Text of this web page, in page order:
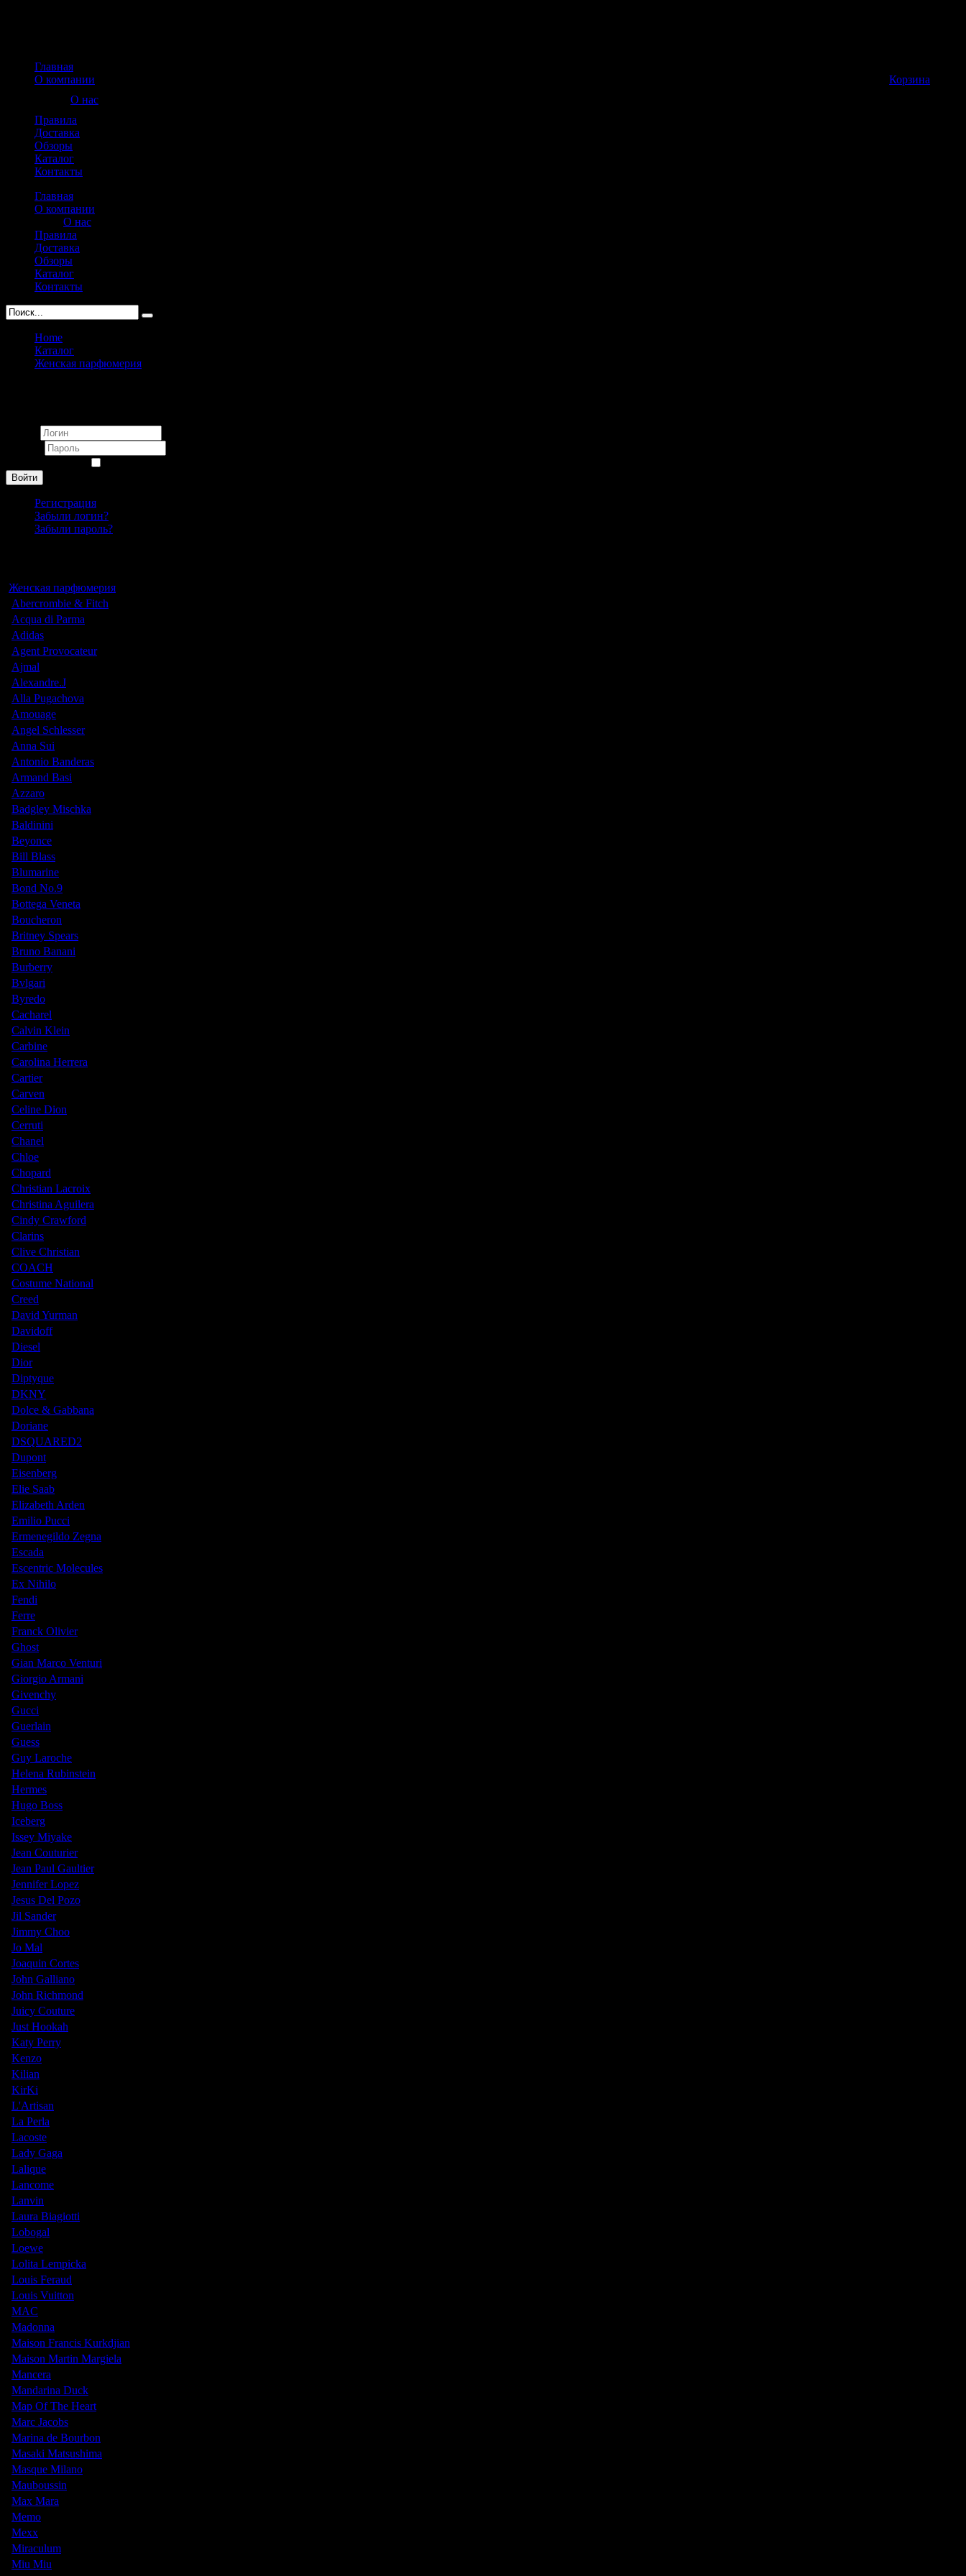
Корзина
Главная
О компании
О нас
Правила
Доставка
Обзоры
Каталог
Контакты
Главная
О компании
О нас
Правила
Доставка
Обзоры
Каталог
Контакты
Home
Каталог
Женская парфюмерия
Войти
Регистрация
Забыли логин?
Забыли пароль?
Женская парфюмерия
Abercrombie & Fitch
Acqua di Parma
Adidas
Agent Provocateur
Ajmal
Alexandre.J
Alla Pugachova
Amouage
Angel Schlesser
Anna Sui
Antonio Banderas
Armand Basi
Azzaro
Badgley Mischka
Baldinini
Beyonce
Bill Blass
Blumarine
Bond No.9
Bottega Veneta
Boucheron
Britney Spears
Bruno Banani
Burberry
Bvlgari
Byredo
Cacharel
Calvin Klein
Carbine
Carolina Herrera
Cartier
Carven
Celine Dion
Cerruti
Chanel
Chloe
Chopard
Christian Lacroix
Christina Aguilera
Cindy Crawford
Clarins
Clive Christian
COACH
Costume National
Creed
David Yurman
Davidoff
Diesel
Dior
Diptyque
DKNY
Dolce & Gabbana
Doriane
DSQUARED2
Dupont
Eisenberg
Elie Saab
Elizabeth Arden
Emilio Pucci
Ermenegildo Zegna
Escada
Escentric Molecules
Ex Nihilo
Fendi
Ferre
Franck Olivier
Ghost
Gian Marco Venturi
Giorgio Armani
Givenchy
Gucci
Guerlain
Guess
Guy Laroche
Helena Rubinstein
Hermes
Hugo Boss
Iceberg
Issey Miyake
Jean Couturier
Jean Paul Gaultier
Jennifer Lopez
Jesus Del Pozo
Jil Sander
Jimmy Choo
Jo Mal
Joaquin Cortes
John Galliano
John Richmond
Juicy Couture
Just Hookah
Katy Perry
Kenzo
Kilian
KirKi
L'Artisan
La Perla
Lacoste
Lady Gaga
Lalique
Lancome
Lanvin
Laura Biagiotti
Lobogal
Loewe
Lolita Lempicka
Louis Feraud
Louis Vuitton
MAC
Madonna
Maison Francis Kurkdjian
Maison Martin Margiela
Mancera
Mandarina Duck
Map Of The Heart
Marc Jacobs
Marina de Bourbon
Masaki Matsushima
Masque Milano
Mauboussin
Max Mara
Memo
Mexx
Miraculum
Miu Miu